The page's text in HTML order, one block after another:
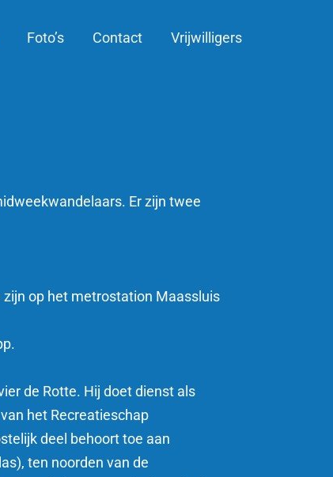
Foto’s Contact
Vrijwilligers
Er zijn twee
op het metrostation Maassluis
de Rotte. Hij doet dienst als
het Recreatieschap
deel behoort toe aan
ten noorden van de